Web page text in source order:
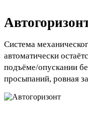
Система
автоматически
подъёме/опускании
просыпаний, ровная